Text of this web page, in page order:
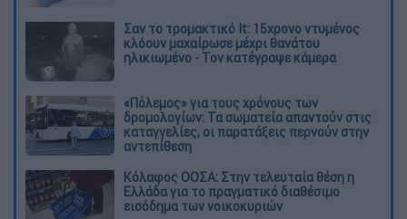
Σαν το τρομακτικό It: 15χρονο ντυμένος
κλόουν μαχαίρωσε μέχρι θανάτου
ηλικιωμένο - Τον κατέγραψε κάμερα
«Πόλεμος» για τους χρόνους των
δρομολογίων: Τα σωματεία απαντούν στις
καταγγελίες, οι παρατάξεις περνούν στην
αντεπίθεση
Κόλαφος ΟΟΣΑ: Στην τελευταία θέση η
Ελλάδα για το πραγματικό διαθέσιμο
εισόδημα των νοικοκυριών